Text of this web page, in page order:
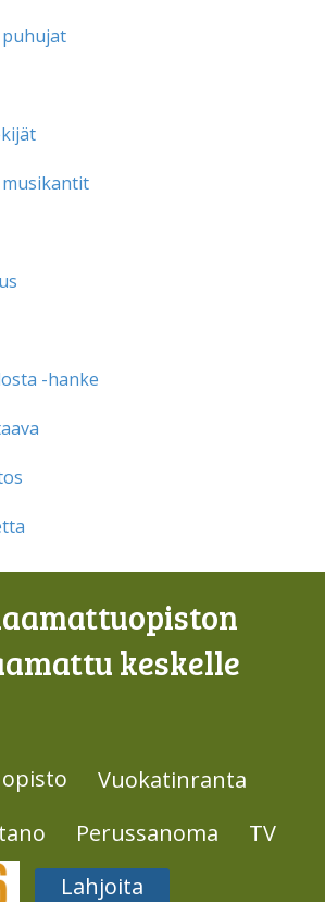
-hanke
keskelle
Vuokatinranta
Perussanoma
TV
Lahjoita